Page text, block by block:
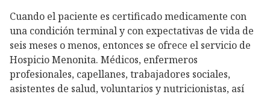
Cuando el paciente es certificado medicamente con
una condición terminal y con expectativas de vida de
seis meses o menos, entonces se ofrece el servicio de
Hospicio Menonita. Médicos, enfermeros
profesionales, capellanes, trabajadores sociales,
asistentes de salud, voluntarios y nutricionistas, así